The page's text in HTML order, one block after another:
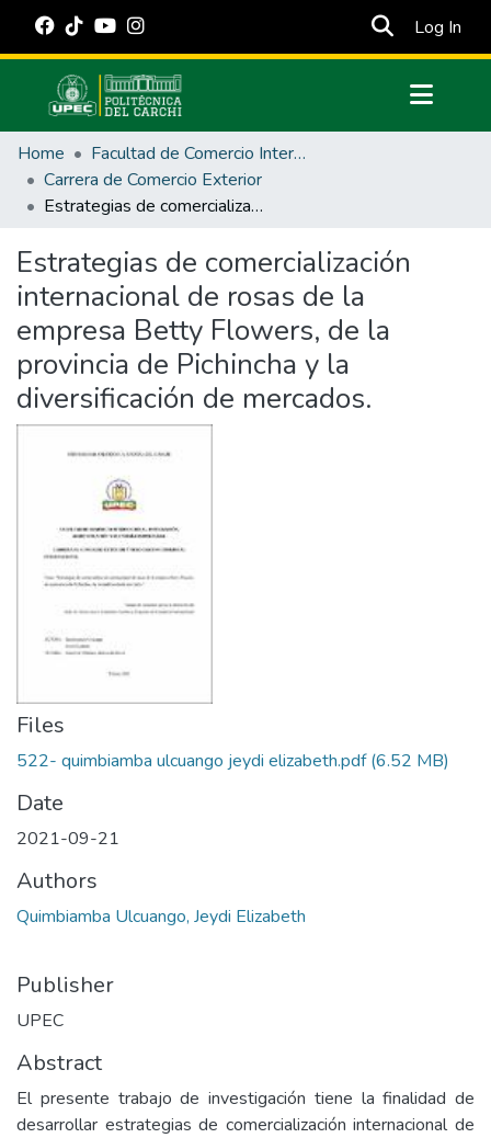
Log In
Communities & Collections
All of DSpace
Statistics
Estadísticas Externas
Manuales
Home
Facultad de Comercio Internacional, Integración, Administración y Economía Empresarial
Carrera de Comercio Exterior
Estrategias de comercialización internacional de rosas de la empresa Betty Flowers, de la provincia de Pichincha y la diversificación de mercados.
Estrategias de comercialización
internacional de rosas de la
empresa Betty Flowers, de la
provincia de Pichincha y la
diversificación de mercados.
Files
522- quimbiamba ulcuango jeydi elizabeth.pdf(6.52 MB)
Date
2021-09-21
Authors
Quimbiamba Ulcuango, Jeydi Elizabeth
Publisher
UPEC
Abstract
El presente trabajo de investigación tiene la finalidad de
desarrollar estrategias de comercialización internacional de